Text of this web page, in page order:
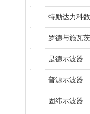
特励达力科
罗德与施瓦
是德示波器
普源示波器
固纬示波器